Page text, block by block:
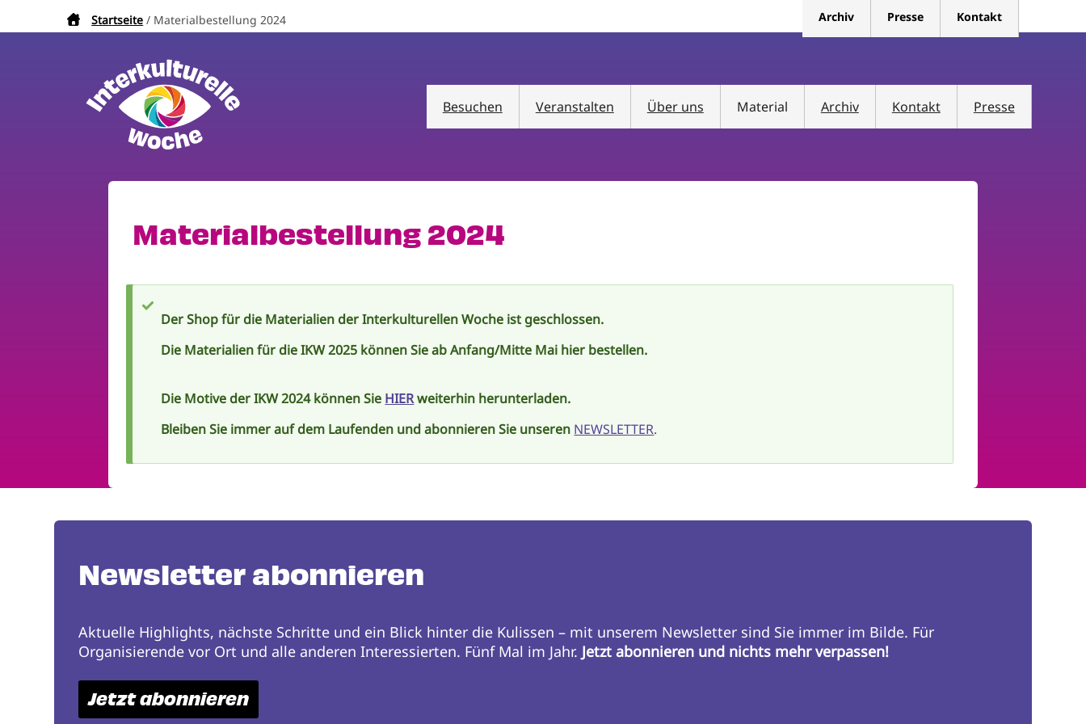
Pfadnavigation
Startseite Materialbestellung 2024 Archiv Presse Kontakt
Besuchen Veranstalten Über uns Material Archiv Kontakt Presse
Materialbestellung 2024
Statusmeldung
Der Shop für die Materialien der Interkulturellen Woche ist geschlossen.
Die Materialien für die IKW 2025 können Sie ab Anfang/Mitte Mai hier bestellen.
Die Motive der IKW 2024 können Sie HIERweiterhin herunterladen.
Bleiben Sie immer auf dem Laufenden und abonnieren Sie unseren NEWSLETTER.
Newsletter abonnieren
Aktuelle Highlights, nächste Schritte und ein Blick hinter die Kulissen – mit unserem Newsletter sind Sie immer im Bilde. Für
Organisierende vor Ort und alle anderen Interessierten. Fünf Mal im Jahr. Jetzt abonnieren und nichts mehr verpassen!
Jetzt abonnieren